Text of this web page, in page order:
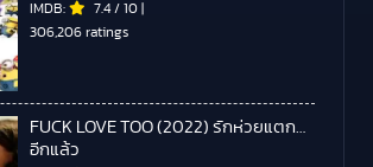
IMDB: 7.4 / 10 |
306,206 ratings
FUCK LOVE TOO (2022) รักห่วยแตก…
อีกแล้ว